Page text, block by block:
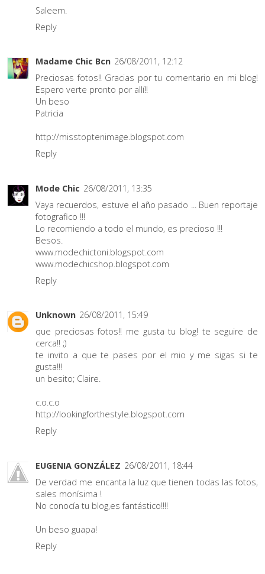
Saleem.
Reply
Madame Chic Bcn 26/08/2011, 12:12
Preciosas fotos!! Gracias por tu comentario en mi blog!
Espero verte pronto por allí!!
Un beso
Patricia
http://misstoptenimage.blogspot.com
Reply
Mode Chic 26/08/2011, 13:35
Vaya recuerdos, estuve el año pasado ... Buen reportaje
fotografico !!!
Lo recomiendo a todo el mundo, es precioso !!!
Besos.
www.modechictoni.blogspot.com
www.modechicshop.blogspot.com
Reply
Unknown 26/08/2011, 15:49
que preciosas fotos!! me gusta tu blog! te seguire de
cerca!! ;)
te invito a que te pases por el mio y me sigas si te
gusta!!!
un besito; Claire.
c.o.c.o
http://lookingforthestyle.blogspot.com
Reply
EUGENIA GONZÁLEZ 26/08/2011, 18:44
De verdad me encanta la luz que tienen todas las fotos,
sales monísima !
No conocía tu blog,es fantástico!!!!
Un beso guapa!
Reply